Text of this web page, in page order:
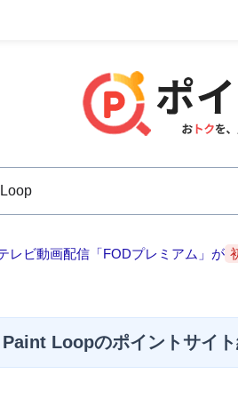
レビ動画配信「FODプレミアム」が
Paint Loopのポイントサイ